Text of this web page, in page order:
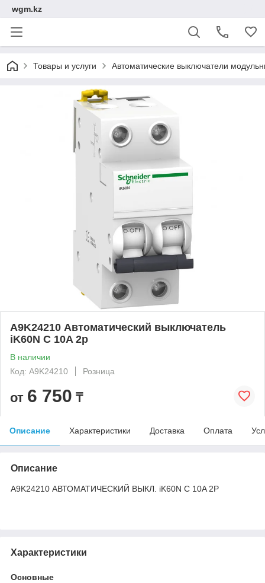
wgm.kz
Товары и услуги Автоматические выключатели
A9K24210 Автоматический выключатель
iK60N C 10A 2p
В наличии
Код: A9K24210
Розница
от 6 750 ₸
Описание Характеристики Доставка Оплата
Описание
A9K24210 АВТОМАТИЧЕСКИЙ ВЫКЛ. iK60N C 10A 2P
Характеристики
Основные